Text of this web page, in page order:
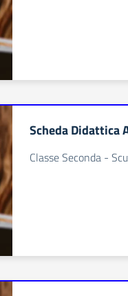
Scheda Didattica
Classe Seconda -